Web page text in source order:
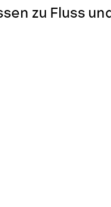
zu Fluss